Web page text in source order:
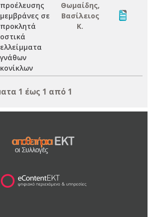
προέλευσης
μεμβράνες σε
προκλητά
οστικά
ελλείμματα
γνάθων
κονίκλων
Θωμαίδης,
Βασίλειος
Κ.
1 έως 1 από 1